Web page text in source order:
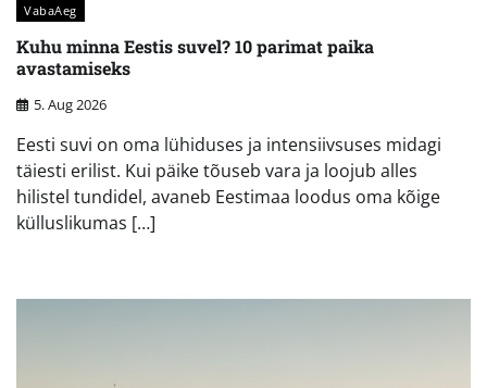
VabaAeg
Kuhu minna Eestis suvel? 10 parimat paika
avastamiseks
5. Aug 2026
Eesti suvi on oma lühiduses ja intensiivsuses midagi
täiesti erilist. Kui päike tõuseb vara ja loojub alles
hilistel tundidel, avaneb Eestimaa loodus oma kõige
külluslikumas […]